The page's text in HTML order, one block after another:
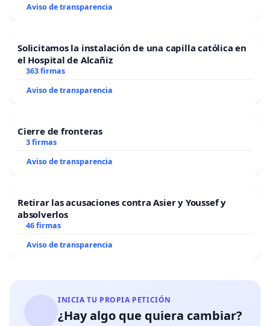
Aviso de transparencia
Solicitamos la instalación de una capilla católica en
el Hospital de Alcañiz
363 firmas
Aviso de transparencia
Cierre de fronteras
3 firmas
Aviso de transparencia
Retirar las acusaciones contra Asier y Youssef y
absolverlos
46 firmas
Aviso de transparencia
INICIA TU PROPIA PETICIÓN
¿Hay algo que quiera cambiar?